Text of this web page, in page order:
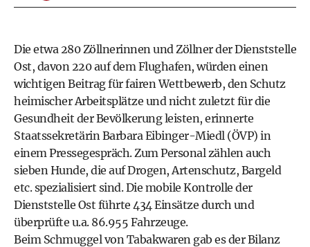
Die etwa 280 Zöllnerinnen und Zöllner der Dienststelle
Ost, davon 220 auf dem Flughafen, würden einen
wichtigen Beitrag für fairen Wettbewerb, den Schutz
heimischer Arbeitsplätze und nicht zuletzt für die
Gesundheit der Bevölkerung leisten, erinnerte
Staatssekretärin Barbara Eibinger-Miedl (ÖVP) in
einem Pressegespräch. Zum Personal zählen auch
sieben Hunde, die auf Drogen, Artenschutz, Bargeld
etc. spezialisiert sind. Die mobile Kontrolle der
Dienststelle Ost führte 434 Einsätze durch und
überprüfte u.a. 86.955 Fahrzeuge.
Beim Schmuggel von Tabakwaren gab es der Bilanz